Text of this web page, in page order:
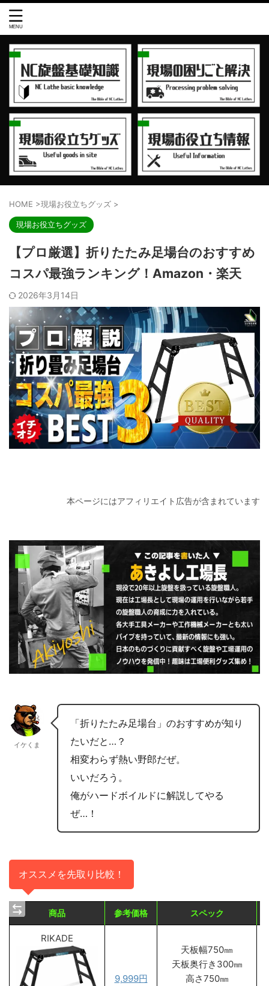
HOME >現場お役立ちグッズ >
現場お役立ちグッズ
【プロ厳選】折りたたみ足場台のおすすめ
コスパ最強ランキング！Amazon・楽天
2026年3月14日
本ページにはアフィリエイト広告が含まれています
イケくま
「折りたたみ足場台」のおすすめが知り
たいだと…？
相変わらず熱い野郎だぜ。
いいだろう。
俺がハードボイルドに解説してやる
ぜ…！
オススメを先取り比較！
商品 参考価格 スペック
RIKADE
9,999円
天板幅750㎜
天板奥行き300㎜
高さ750㎜